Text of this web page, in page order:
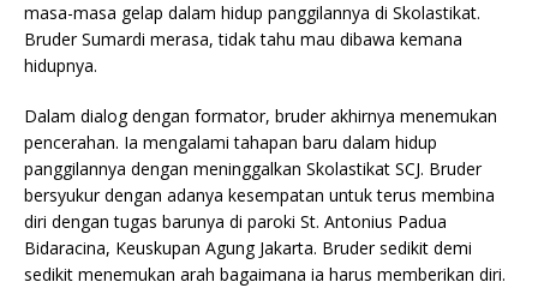
masa-masa gelap dalam hidup panggilannya di Skolastikat.
Bruder Sumardi merasa, tidak tahu mau dibawa kemana
hidupnya.
Dalam dialog dengan formator, bruder akhirnya menemukan
pencerahan. Ia mengalami tahapan baru dalam hidup
panggilannya dengan meninggalkan Skolastikat SCJ. Bruder
bersyukur dengan adanya kesempatan untuk terus membina
diri dengan tugas barunya di paroki St. Antonius Padua
Bidaracina, Keuskupan Agung Jakarta. Bruder sedikit demi
sedikit menemukan arah bagaimana ia harus memberikan diri.